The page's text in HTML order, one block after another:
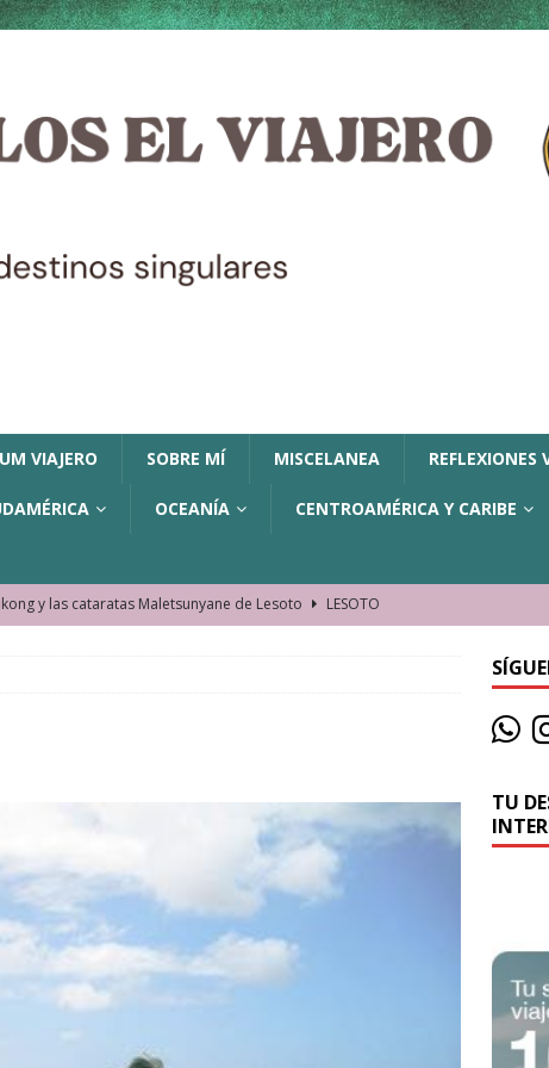
VIAJERO SOBRE MÍ MISCELANEA REFLEXIONES
OCEANÍA CENTROAMÉRICA Y CARIBE
y las cataratas Maletsunyane de Lesoto
LESOTO
La historia de la misteriosa avioneta de la playa
JAMAICA
moverse en Seychelles de manera sostenible
Manama. La capital de Baréin
BARÉIN
El barrio más castizo de Malabo
TU